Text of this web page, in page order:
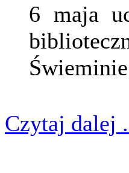
6 maja
Czytaj dalej